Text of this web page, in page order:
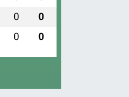
0 0
0 0